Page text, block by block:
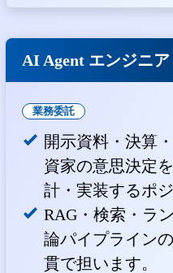
AI Agent エンジニア
業務委託
開示資料・決算
資家の意思決定
計・実装するポ
RAG・検索・ラ
論パイプライン
貫で担います。